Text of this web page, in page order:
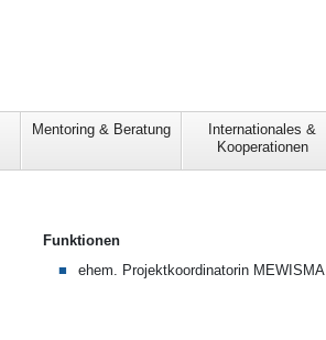
Mentoring & Beratung
Internationales &
Kooperationen
Funktionen
ehem. Projektkoordinatorin MEWISMA